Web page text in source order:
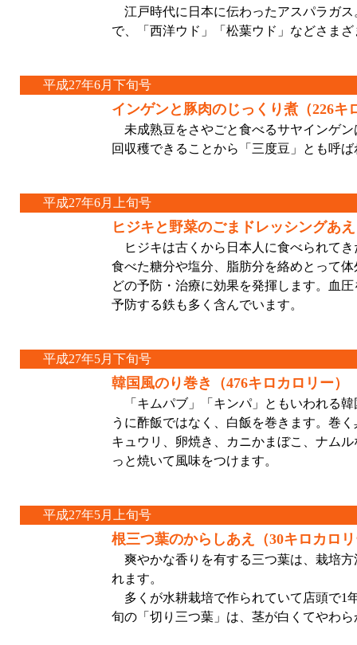
江戸時代に日本に伝わったアスパラガ
で、「西洋ウド」「松葉ウド」などさま
平成27年6月下旬号
インゲンと豚肉のじっくり煮（226キ
未成熟豆をさやごと食べるサヤインゲ
回収穫できることから「三度豆」とも呼
平成27年6月上旬号
ヒジキと野菜のごまドレッシングあ
ヒジキは古くから日本人に食べられて
食べた糖分や塩分、脂肪分を絡めとって
どの予防・治療に効果を発揮します。血
予防する鉄も多く含んでいます。
平成27年5月下旬号
韓国風のり巻き（476キロカロリー）
「キムパブ」「キンパ」ともいわれる
うに酢飯ではなく、白飯を巻きます。巻
キュウリ、卵焼き、カニかまぼこ、ナム
っと焼いて風味をつけます。
平成27年5月上旬号
根三つ葉のからしあえ（30キロカロ
爽やかな香りを有する三つ葉は、栽培
れます。
多くが水耕栽培で作られていて店頭で1
旬の「切り三つ葉」は、茎が白くてやわ